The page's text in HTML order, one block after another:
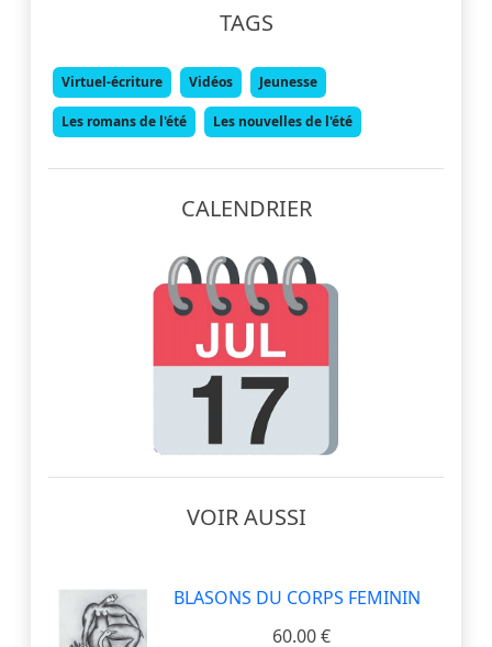
TAGS
Virtuel-écriture Vidéos Jeunesse
Les romans de l'été Les nouvelles de l'été
CALENDRIER
VOIR AUSSI
BLASONS DU CORPS FEMININ
60.00 €